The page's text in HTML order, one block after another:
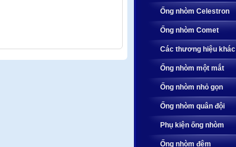
Ống nhòm Celestron
Ống nhòm Comet
Các thương hiệu khác
Ống nhòm một mắt
Ống nhòm nhỏ gọn
Ống nhòm quân đội
Phụ kiện ống nhòm
Ống nhòm đêm